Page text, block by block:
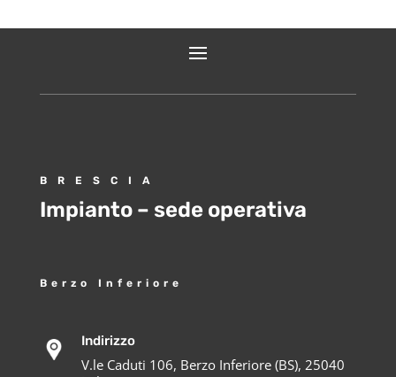
BRESCIA
Impianto – sede operativa
Berzo Inferiore
Indirizzo
V.le Caduti 106, Berzo Inferiore (BS), 25040